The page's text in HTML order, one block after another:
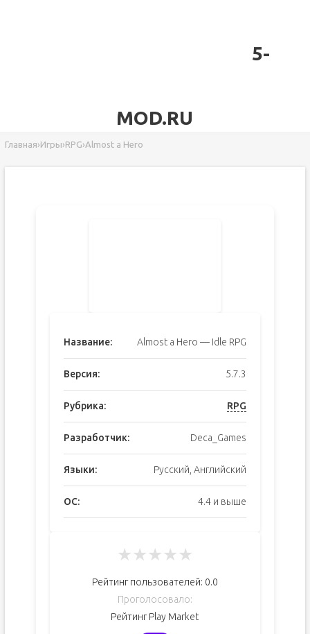
5-
MOD.RU
Главная›Игры›RPG›Almost a Hero
Название: Almost a Hero — Idle RPG
Версия: 5.7.3
Рубрика: RPG
Разработчик: Deca_Games
Языки: Русский, Английский
ОС: 4.4 и выше
★★★★★
Рейтинг пользователей: 0.0
Проголосовало:
Рейтинг Play Market